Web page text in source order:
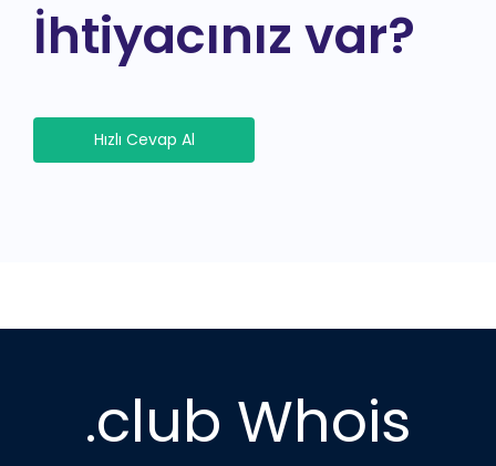
İhtiyacınız var?
Hızlı Cevap Al
.club Whois